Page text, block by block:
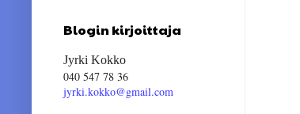
Blogin kirjoittaja
Jyrki Kokko
040 547 78 36
jyrki.kokko@gmail.com